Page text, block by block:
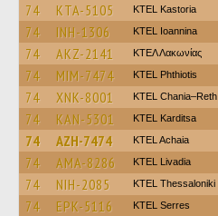
74 KTA-5105 KTEL Kastoria
74 INH-1306 KTEL Ioannina
74 AKZ-2141 ΚΤΕΛ Λακωνίας
74 MIM-7474 ΚΤΕL Phthiotis
74 XNK-8001 KTEL Chania–Reth.
74 KAN-5301 ΚΤΕL Karditsa
74 AZH-7474 KTEL Achaia
74 AMA-8286 KTEL Livadia
74 NIH-2085 KTEL Thessaloniki
74 EPK-5116 KTEL Serres